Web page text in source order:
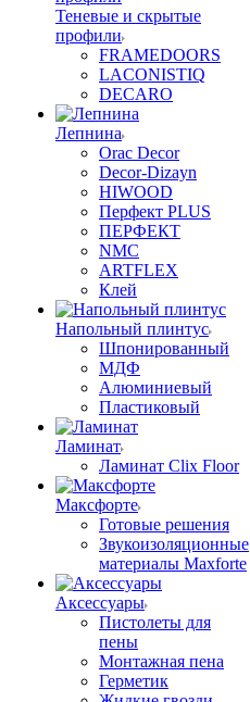
Теневые и скрытые
профили
FRAMEDOORS
LACONISTIQ
DECARO
Лепнина
Orac Decor
Decor-Dizayn
HIWOOD
Перфект PLUS
ПЕРФЕКТ
NMC
ARTFLEX
Клей
Напольный плинтус
Шпонированный
МДФ
Алюминиевый
Пластиковый
Ламинат
Ламинат Clix Floor
Максфорте
Готовые решения
Звукоизоляционные
материалы Maxforte
Аксессуары
Пистолеты для
пены
Монтажная пена
Герметик